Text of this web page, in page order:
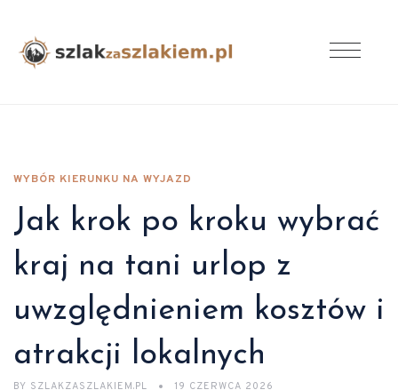
WYBÓR KIERUNKU NA WYJAZD
Jak krok po kroku wybrać
kraj na tani urlop z
uwzględnieniem kosztów i
atrakcji lokalnych
BY SZLAKZASZLAKIEM.PL 19 CZERWCA 2026